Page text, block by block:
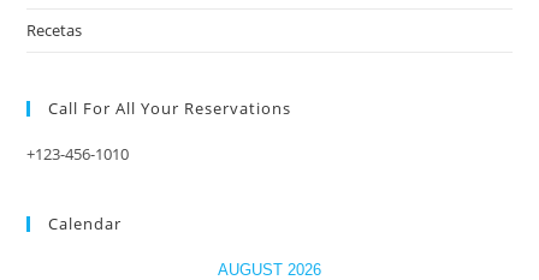
Recetas
Call For All Your​ Reservations
+123-456-1010
Calendar
AUGUST 2026